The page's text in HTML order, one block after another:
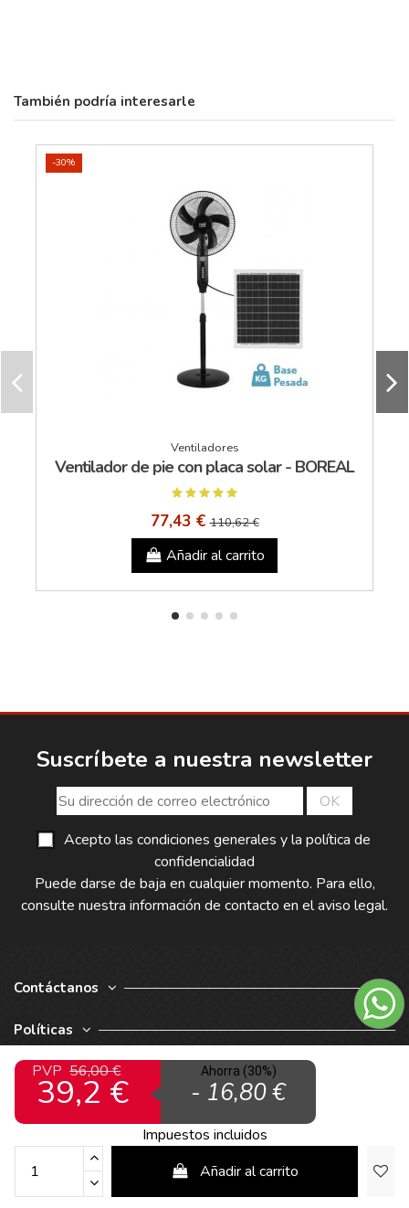
PVP 56,00 €
39,2 € Ahorra (30%)
- 16,80 €
Impuestos incluidos
Añadir al carrito
También podría interesarle
-30%
Ventiladores
Ventilador de pie con placa solar - BOREAL
77,43 €110,62 €
Añadir al carrito
Suscríbete a nuestra newsletter
Acepto las condiciones generales y la política de
confidencialidad
Puede darse de baja en cualquier momento. Para ello,
consulte nuestra información de contacto en el aviso legal.
Contáctanos
Políticas
Nuestra Empresa